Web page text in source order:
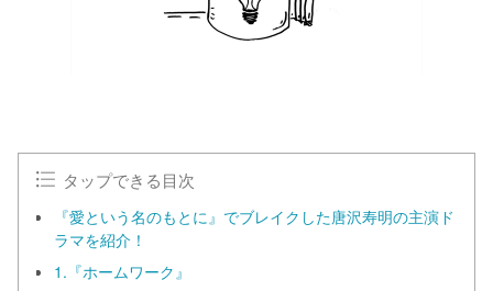
タップできる目次
『愛という名のもとに』でブレイクした唐沢寿明の主演ド
ラマを紹介！
1.『ホームワーク』